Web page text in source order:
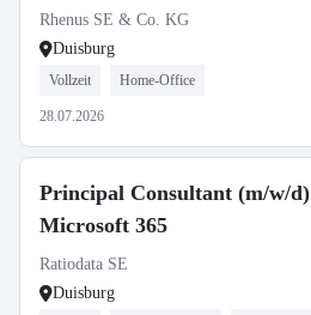
Rhenus SE & Co. KG
Duisburg
Vollzeit Home-Office
28.07.2026
Principal Consultant (m/w/d)
Microsoft 365
Ratiodata SE
Duisburg